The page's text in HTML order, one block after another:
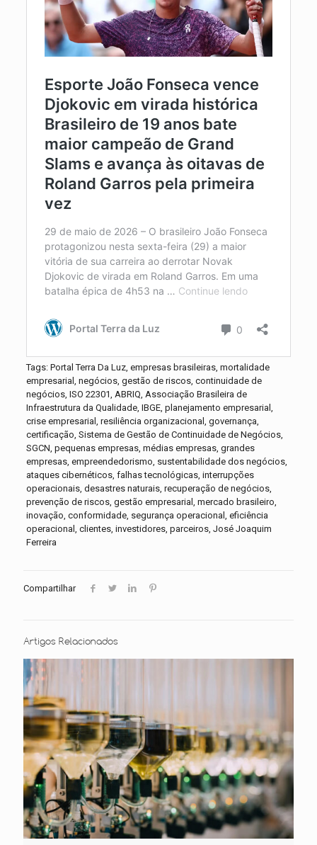
Tags: Portal Terra Da Luz, empresas brasileiras, mortalidade
empresarial, negócios, gestão de riscos, continuidade de
negócios, ISO 22301, ABRIQ, Associação Brasileira de
Infraestrutura da Qualidade, IBGE, planejamento empresarial,
crise empresarial, resiliência organizacional, governança,
certificação, Sistema de Gestão de Continuidade de Negócios,
SGCN, pequenas empresas, médias empresas, grandes
empresas, empreendedorismo, sustentabilidade dos negócios,
ataques cibernéticos, falhas tecnológicas, interrupções
operacionais, desastres naturais, recuperação de negócios,
prevenção de riscos, gestão empresarial, mercado brasileiro,
inovação, conformidade, segurança operacional, eficiência
operacional, clientes, investidores, parceiros, José Joaquim
Ferreira
Compartilhar
Artigos Relacionados